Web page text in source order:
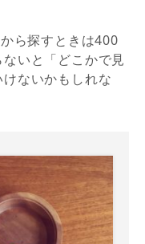
ら探すときは400
いと「どこかで見
ないかもしれな